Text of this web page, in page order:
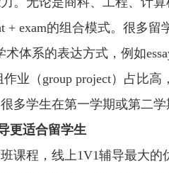
+ exam的组合模式。很多
体系的表达方式，例如
作业（group project）占比
多学生在第一学期或第二学
更适合留学生
程，线上1V1辅导最大的